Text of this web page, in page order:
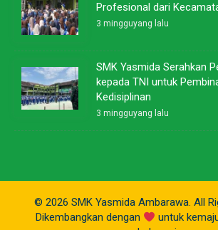
Profesional dari
3 mingguyang lalu
SMK Yasmida Serahkan
kepada TNI untuk
Kedisiplinan
3 mingguyang lalu
© 2026 SMK Yasmida Ambarawa. All
Dikembangkan dengan
untuk